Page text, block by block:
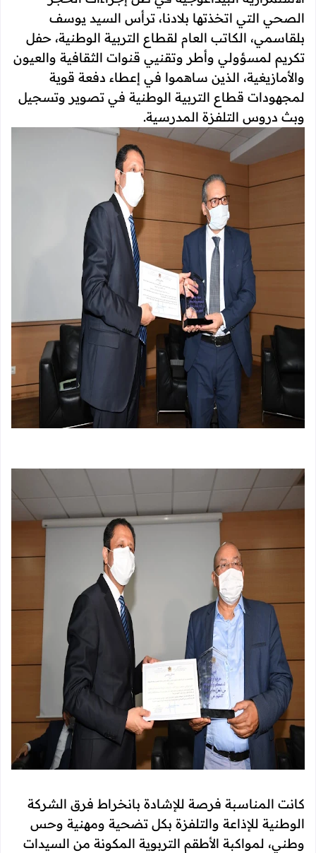
الصحي التي اتخذتها بلادنا، ترأس السيد يوسف
بلقاسمي، الكاتب العام لقطاع التربية الوطنية، حفل
تكريم لمسؤولي وأطر وتقنيي قنوات الثقافية والعيون
والأمازيغية، الذين ساهموا في إعطاء دفعة قوية
لمجهودات قطاع التربية الوطنية في تصوير وتسجيل
وبث دروس التلفزة المدرسية.
كانت المناسبة فرصة للإشادة بانخراط فرق الشركة
الوطنية للإذاعة والتلفزة بكل تضحية ومهنية وحس
وطني، لمواكبة الأطقم التربوية المكونة من السيدات